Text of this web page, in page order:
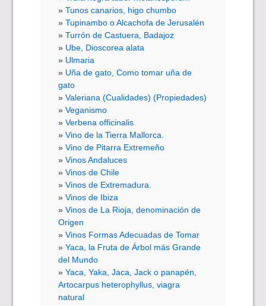
Tunos canarios, higo chumbo
Tupinambo o Alcachofa de Jerusalén
Turrón de Castuera, Badajoz
Ube, Dioscorea alata
Ulmaria
Uña de gato, Como tomar uña de
gato
Valeriana (Cualidades) (Propiedades)
Veganismo
Verbena officinalis
Vino de la Tierra Mallorca.
Vino de Pitarra Extremeño
Vinos Andaluces
Vinos de Chile
Vinos de Extremadura.
Vinos de Ibiza
Vinos de La Rioja, denominación de
Origen
Vinos Formas Adecuadas de Tomar
Yaca, la Fruta de Árbol más Grande
del Mundo
Yaca, Yaka, Jaca, Jack o panapén,
Artocarpus heterophyllus, viagra
natural